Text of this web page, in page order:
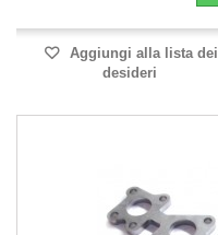
Aggiungi alla lista dei
desideri